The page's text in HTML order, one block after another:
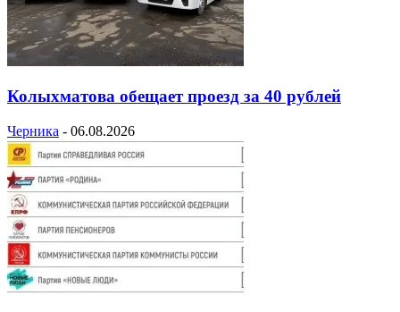
Колыхматова обещает проезд за 40 рублей
Черника - 06.08.2026